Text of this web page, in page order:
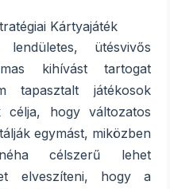
Kártyajáték
ütésvivős
kihívást tartogat
tapasztalt játékosok
hogy változatos
egymást, miközben
célszerű lehet
elveszíteni, hogy a